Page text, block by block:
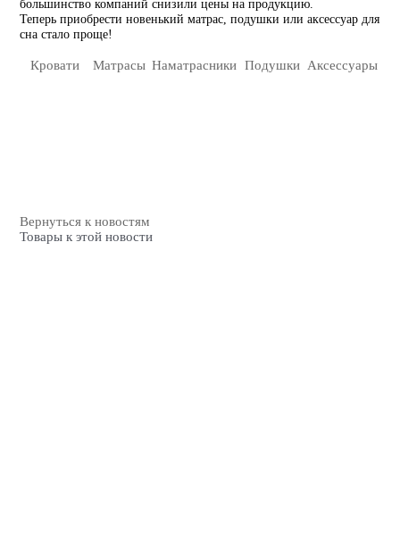
большинство компаний снизили цены на продукцию.
Теперь приобрести новенький матрас, подушки или аксессуар для
сна стало проще!
Кровати Матрасы Наматрасники Подушки Аксессуары
Вернуться к новостям
Товары к этой новости